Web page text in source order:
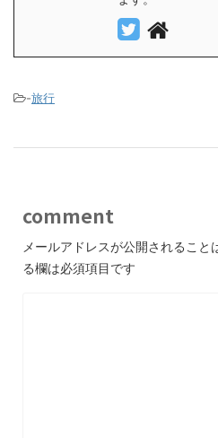
-旅行
comment
メールアドレスが公開されること
る欄は必須項目です